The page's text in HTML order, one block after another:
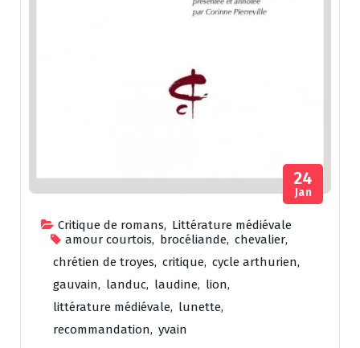
Critique de romans, Littérature médiévale
amour courtois, brocéliande, chevalier,
chrétien de troyes, critique, cycle arthurien,
gauvain, landuc, laudine, lion,
littérature médiévale, lunette,
recommandation, yvain
24
Jan